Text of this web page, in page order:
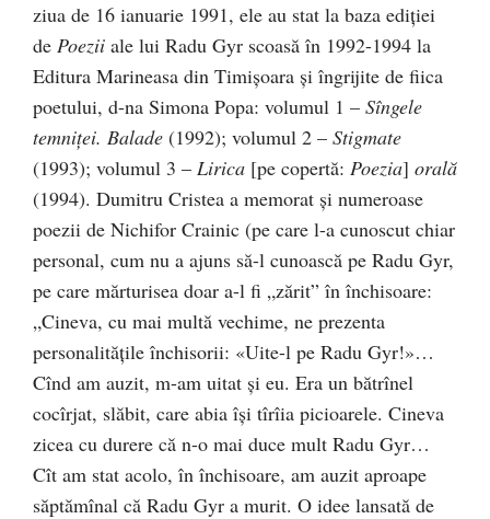
ziua de 16 ianuarie 1991, ele au stat la baza ediției
de Poezii ale lui Radu Gyr scoasă în 1992-1994 la
Editura Marineasa din Timișoara și îngrijite de fiica
poetului, d-na Simona Popa: volumul 1 – Sîngele
temniței. Balade (1992); volumul 2 – Stigmate
(1993); volumul 3 – Lirica [pe copertă: Poezia] orală
(1994). Dumitru Cristea a memorat și numeroase
poezii de Nichifor Crainic (pe care l-a cunoscut chiar
personal, cum nu a ajuns să-l cunoască pe Radu Gyr,
pe care mărturisea doar a-l fi „zărit” în închisoare:
„Cineva, cu mai multă vechi­me, ne prezenta
personalităţile închisorii: «Uite-l pe Ra­du Gyr!»…
Cînd am auzit, m-am uitat şi eu. Era un bătrînel
cocîrjat, slăbit, care abia îşi tîrîia picioarele. Cineva
zicea cu durere că n-o mai duce mult Radu Gyr…
Cît am stat acolo, în închisoare, am auzit aproape
săp­tămînal că Radu Gyr a murit. O idee lansată de